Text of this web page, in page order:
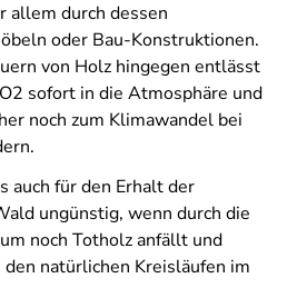
allem durch dessen
oder Bau-Konstruktionen.
von Holz hingegen entlässt
sofort in die Atmosphäre und
noch zum Klimawandel bei
auch für den Erhalt der
ungünstig, wenn durch die
noch Totholz anfällt und
natürlichen Kreisläufen im